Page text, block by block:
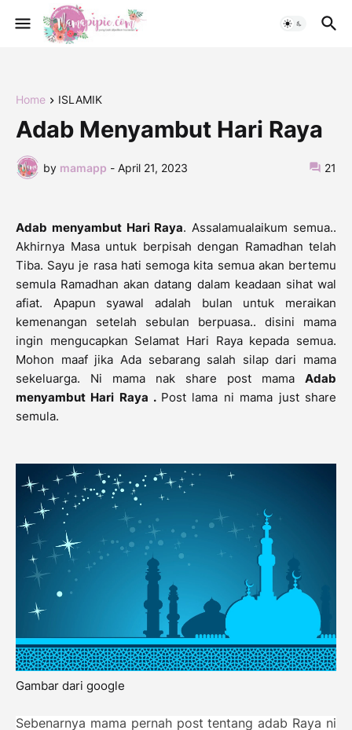
Home ISLAMIK
Adab Menyambut Hari Raya
by mamapp - April 21, 2023 21
Adab menyambut Hari Raya. Assalamualaikum semua..
Akhirnya Masa untuk berpisah dengan Ramadhan telah
Tiba. Sayu je rasa hati semoga kita semua akan bertemu
semula Ramadhan akan datang dalam keadaan sihat wal
afiat. Apapun syawal adalah bulan untuk meraikan
kemenangan setelah sebulan berpuasa.. disini mama
ingin mengucapkan Selamat Hari Raya kepada semua.
Mohon maaf jika Ada sebarang salah silap dari mama
sekeluarga. Ni mama nak share post mama Adab
menyambut Hari Raya . Post lama ni mama just share
semula.
Gambar dari google
Sebenarnya mama pernah post tentang adab Raya ni